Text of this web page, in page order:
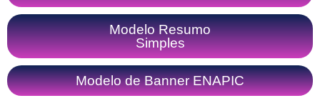
Modelo Resumo
Simples
Modelo de Banner ENAPIC